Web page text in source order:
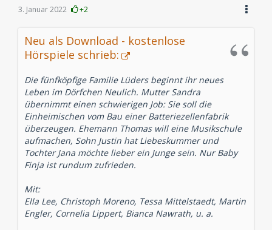
3. Januar 2022 +2
Neu als Download - kostenlose
Hörspiele schrieb:
Die fünfköpfige Familie Lüders beginnt ihr neues
Leben im Dörfchen Neulich. Mutter Sandra
übernimmt einen schwierigen Job: Sie soll die
Einheimischen vom Bau einer Batteriezellenfabrik
überzeugen. Ehemann Thomas will eine Musikschule
aufmachen, Sohn Justin hat Liebeskummer und
Tochter Jana möchte lieber ein Junge sein. Nur Baby
Finja ist rundum zufrieden.
Mit:
Ella Lee, Christoph Moreno, Tessa Mittelstaedt, Martin
Engler, Cornelia Lippert, Bianca Nawrath, u. a.